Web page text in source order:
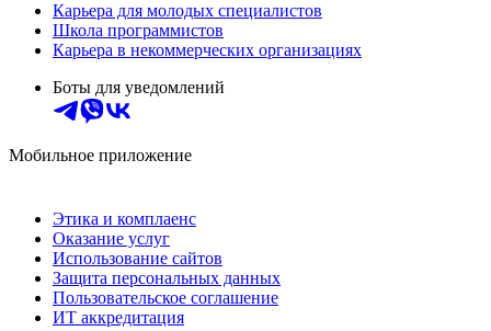
Карьера для молодых специалистов
Школа программистов
Карьера в некоммерческих организациях
Боты для уведомлений
Мобильное приложение
Этика и комплаенс
Оказание услуг
Использование сайтов
Защита персональных данных
Пользовательское соглашение
ИТ аккредитация